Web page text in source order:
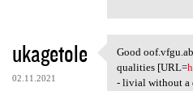
ukagetole
02.11.2021
Good
Good
qualities [URL=
- livial without a